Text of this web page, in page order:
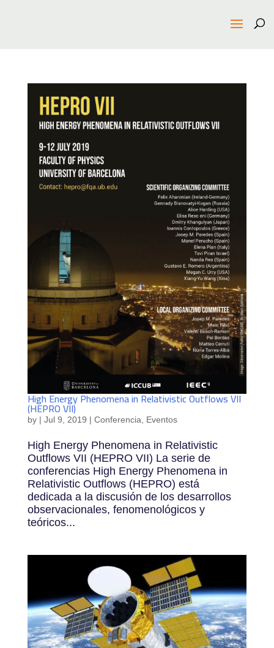
High Energy Phenomena in Relativistic Outflows VII
(HEPRO VII)
by | Jul 9, 2019 | Conferencia Eventos
High Energy Phenomena in Relativistic
Outflows VII (HEPRO VII) La serie de
conferencias High Energy Phenomena in
Relativistic Outflows (HEPRO) está
dedicada a la discusión de los desarrollos
observacionales, fenomenológicos y
teóricos...